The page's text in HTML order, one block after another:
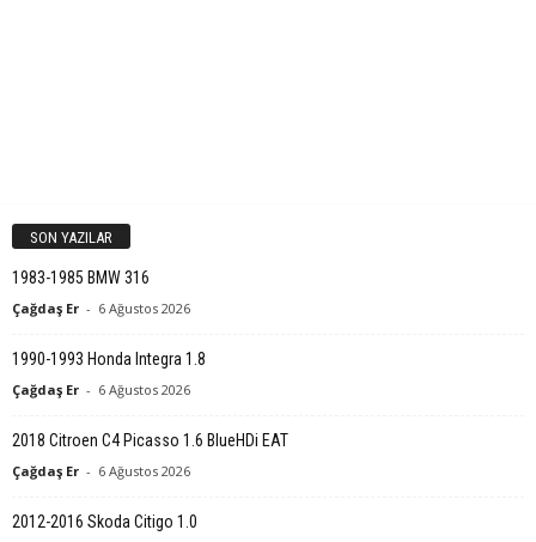
SON YAZILAR
1983-1985 BMW 316
Çağdaş Er - 6 Ağustos 2026
1990-1993 Honda Integra 1.8
Çağdaş Er - 6 Ağustos 2026
2018 Citroen C4 Picasso 1.6 BlueHDi EAT
Çağdaş Er - 6 Ağustos 2026
2012-2016 Skoda Citigo 1.0